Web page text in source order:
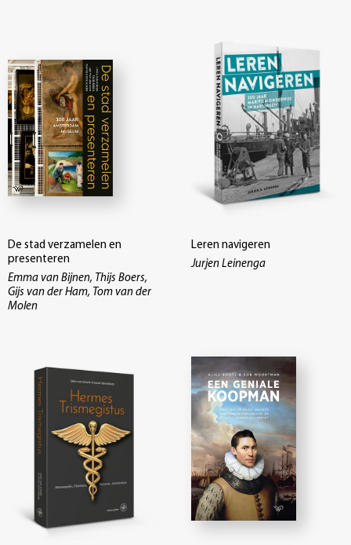
De stad verzamelen en
presenteren
Emma van Bijnen, Thijs Boers,
Gijs van der Ham, Tom van der
Molen
Leren navigeren
Jurjen Leinenga